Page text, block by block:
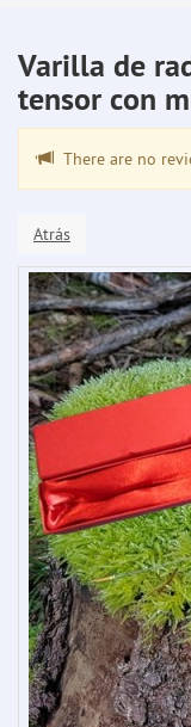
Varilla de
tensor con
There are no
Atrás